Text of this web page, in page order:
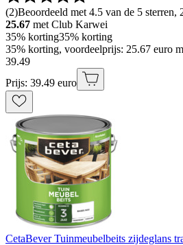
(2)Beoordeeld met 4.5 van de 5 sterren,
25.67 met Club Karwei
35% korting35% korting
35% korting, voordeelprijs: 25.67 euro
39.49
Prijs: 39.49 euro
CetaBever Tuinmeubelbeits zijdeglans